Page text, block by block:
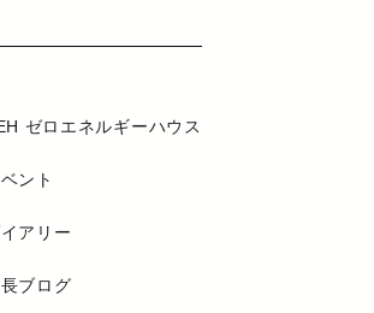
ゼロエネルギーハウス
ント
アリー
ブログ